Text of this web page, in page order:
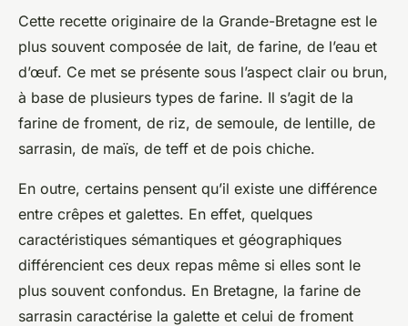
Cette recette originaire de la Grande-Bretagne est le
plus souvent composée de lait, de farine, de l’eau et
d’œuf. Ce met se présente sous l’aspect clair ou brun,
à base de plusieurs types de farine. Il s’agit de la
farine de froment, de riz, de semoule, de lentille, de
sarrasin, de maïs, de teff et de pois chiche.
En outre, certains pensent qu’il existe une différence
entre crêpes et galettes. En effet, quelques
caractéristiques sémantiques et géographiques
différencient ces deux repas même si elles sont le
plus souvent confondus. En Bretagne, la farine de
sarrasin caractérise la galette et celui de froment